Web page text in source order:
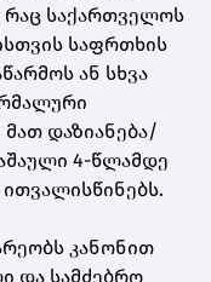
რაც საქართველოს
საფრთხის
ან სხვა
დაზიანება/
4-წლამდე
კანონით
და სამძებრო